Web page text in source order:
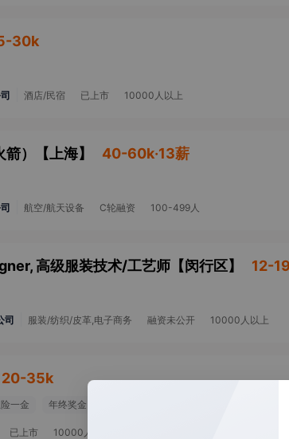
30k
酒店/民宿 已上市 10000人以上
） 【 上海】 40-60k·13薪
航空/航天设备 C轮融资 100-499人
高级服装技术/工艺师 【闵行区】 12-
司 服装/纺织/皮革,电子商务 融资未公开 10000人以上
20-35k
一金 年终奖金
已上市 10000人以上